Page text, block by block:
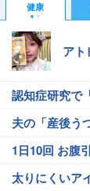
健康
ア
認知症研究で
夫の「産後う
1日10回 お腹
太りにくいア